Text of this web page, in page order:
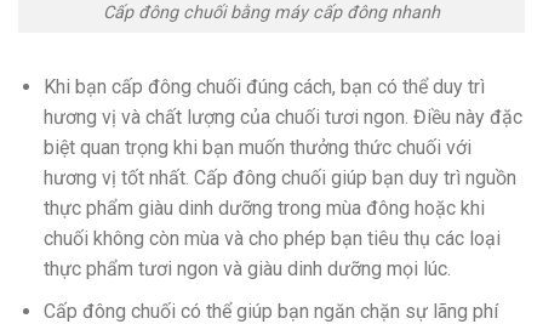
Cấp đông chuối bằng máy cấp đông nhanh
Khi bạn cấp đông chuối đúng cách, bạn có thể duy trì
hương vị và chất lượng của chuối tươi ngon. Điều này đặc
biệt quan trọng khi bạn muốn thưởng thức chuối với
hương vị tốt nhất. Cấp đông chuối giúp bạn duy trì nguồn
thực phẩm giàu dinh dưỡng trong mùa đông hoặc khi
chuối không còn mùa và cho phép bạn tiêu thụ các loại
thực phẩm tươi ngon và giàu dinh dưỡng mọi lúc.
Cấp đông chuối có thể giúp bạn ngăn chặn sự lãng phí